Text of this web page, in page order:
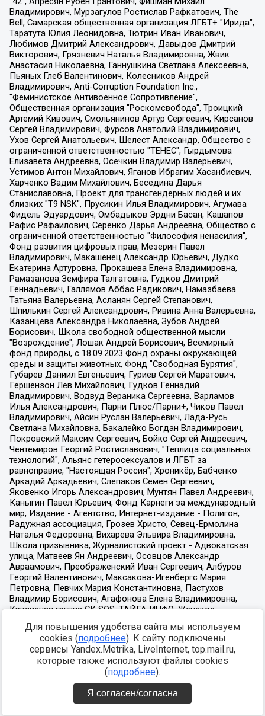
Для повышения удобства сайта мы используем
cookies (подробнее). К сайту подключены
сервисы Yandex.Metrika, LiveInternet, top.mail.ru,
которые также используют файлы cookies
(подробнее).
Я согласен/согласна